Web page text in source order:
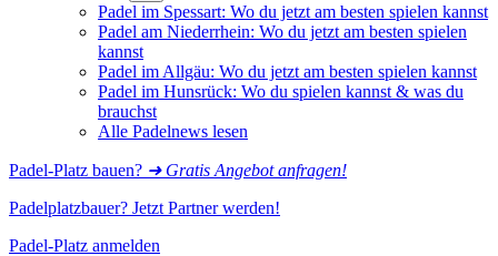
Padel im Spessart: Wo du jetzt am besten spielen kannst
Padel am Niederrhein: Wo du jetzt am besten spielen
kannst
Padel im Allgäu: Wo du jetzt am besten spielen kannst
Padel im Hunsrück: Wo du spielen kannst & was du
brauchst
Alle Padelnews lesen
Padel-Platz bauen? ➜ Gratis Angebot anfragen!
Padelplatzbauer? Jetzt Partner werden!
Padel-Platz anmelden